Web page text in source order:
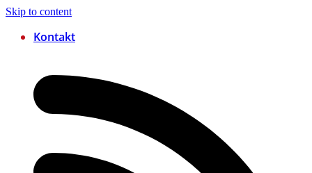
Skip to content
Kontakt